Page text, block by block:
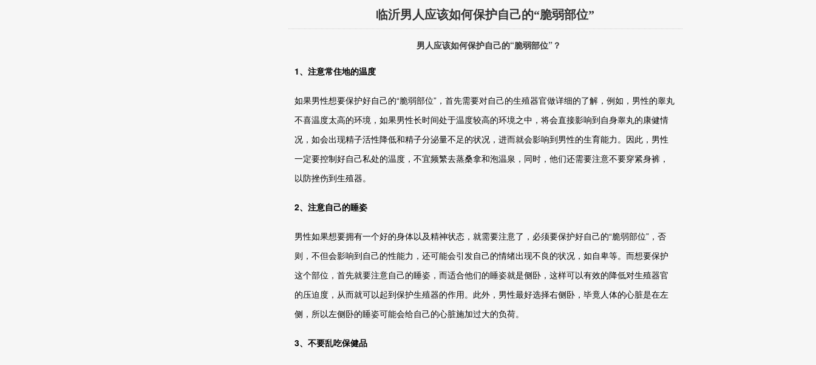
临沂男人应该如何保护自己的“脆弱部位”
男人应该如何保护自己的“脆弱部位”？
1、注意常住地的温度
如果男性想要保护好自己的“脆弱部位”，首先需要对自己的生殖器官做详细的了解，例如，男性的睾丸
不喜温度太高的环境，如果男性长时间处于温度较高的环境之中，将会直接影响到自身睾丸的康健情
况，如会出现精子活性降低和精子分泌量不足的状况，进而就会影响到男性的生育能力。因此，男性
一定要控制好自己私处的温度，不宜频繁去蒸桑拿和泡温泉，同时，他们还需要注意不要穿紧身裤，
以防挫伤到生殖器。
2、注意自己的睡姿
男性如果想要拥有一个好的身体以及精神状态，就需要注意了，必须要保护好自己的“脆弱部位”，否
则，不但会影响到自己的性能力，还可能会引发自己的情绪出现不良的状况，如自卑等。而想要保护
这个部位，首先就要注意自己的睡姿，而适合他们的睡姿就是侧卧，这样可以有效的降低对生殖器官
的压迫度，从而就可以起到保护生殖器的作用。此外，男性最好选择右侧卧，毕竟人体的心脏是在左
侧，所以左侧卧的睡姿可能会给自己的心脏施加过大的负荷。
3、不要乱吃保健品